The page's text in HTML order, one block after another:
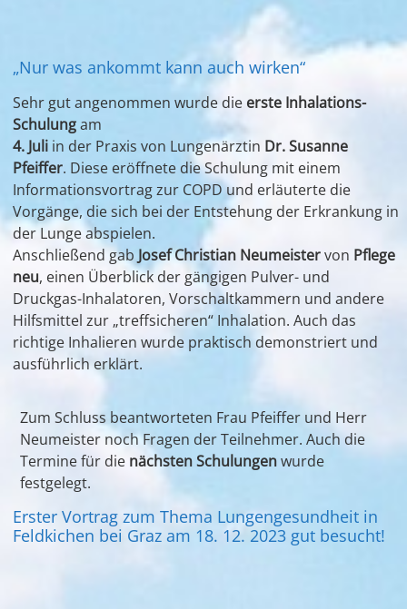
„Nur was ankommt kann auch wirken“
Sehr gut angenommen wurde die erste Inhalations-
Schulungam
4. Juli in der Praxis von Lungenärztin Dr. Susanne
Pfeiffer. Diese eröffnete die Schulung mit einem
Informationsvortrag zur COPD und erläuterte die
Vorgänge, die sich bei der Entstehung der Erkrankung in
der Lunge abspielen.
Anschließend gab Josef Christian Neumeistervon Pflege
neu, einen Überblick der gängigen Pulver- und
Druckgas-Inhalatoren, Vorschaltkammern und andere
Hilfsmittel zur „treffsicheren“ Inhalation. Auch das
richtige Inhalieren wurde praktisch demonstriert und
ausführlich erklärt.
Zum Schluss beantworteten Frau Pfeiffer und Herr
Neumeister noch Fragen der Teilnehmer. Auch die
Termine für die nächsten Schulungenwurde
festgelegt.
Erster Vortrag zum Thema Lungengesundheit in
Feldkichen bei Graz am 18. 12. 2023 gut besucht!